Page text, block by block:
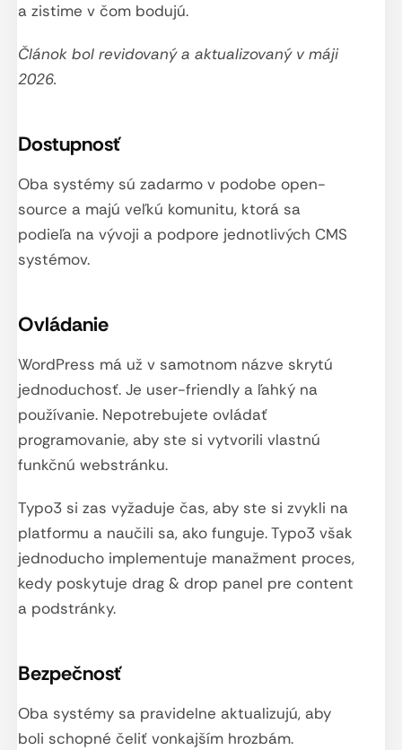
a zistime v čom bodujú.
Článok bol revidovaný a aktualizovaný v máji
2026.
Dostupnosť
Oba systémy sú zadarmo v podobe open-
source a majú veľkú komunitu, ktorá sa
podieľa na vývoji a podpore jednotlivých CMS
systémov.
Ovládanie
WordPress má už v samotnom názve skrytú
jednoduchosť. Je user-friendly a ľahký na
používanie. Nepotrebujete ovládať
programovanie, aby ste si vytvorili vlastnú
funkčnú webstránku.
Typo3 si zas vyžaduje čas, aby ste si zvykli na
platformu a naučili sa, ako funguje. Typo3 však
jednoducho implementuje manažment proces,
kedy poskytuje drag & drop panel pre content
a podstránky.
Bezpečnosť
Oba systémy sa pravidelne aktualizujú, aby
boli schopné čeliť vonkajším hrozbám.